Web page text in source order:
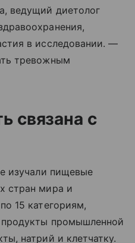
ведущий диетолог
в исследовании. —
тревожным
связана с
изучали пищевые
стран мира и
15 категориям,
промышленной
натрий и клетчатку.